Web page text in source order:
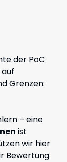
der PoC
Grenzen:
– eine
ist
wir hier
Bewertung